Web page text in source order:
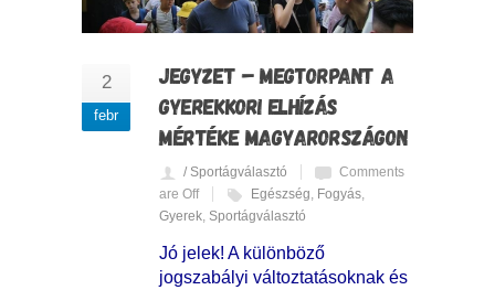
2
febr
JEGYZET – MEGTORPANT A
GYEREKKORI ELHÍZÁS
MÉRTÉKE MAGYARORSZÁGON
/ Sportágválasztó
Comments
are Off
Egészség, Fogyás,
Gyerek, Sportágválasztó
Jó jelek! A különböző
jogszabályi változtatásoknak és